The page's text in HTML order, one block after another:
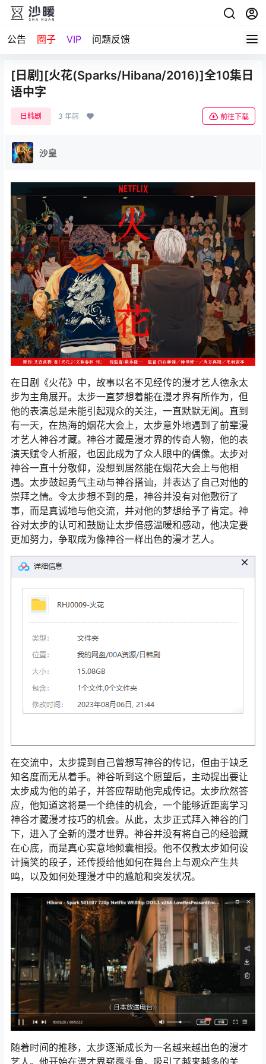
公告 圈子 VIP 问题反馈
[日剧][火花(Sparks/Hibana/2016)]全10集日
语中字
日韩剧 3 年前 前往下载
沙皇
在日剧《火花》中，故事以名不见经传的漫才艺人德永太
步为主角展开。太步一直梦想着能在漫才界有所作为，但
他的表演总是未能引起观众的关注，一直默默无闻。直到
有一天，在热海的烟花大会上，太步意外地遇到了前辈漫
才艺人神谷才藏。神谷才藏是漫才界的传奇人物，他的表
演天赋令人折服，也因此成为了众人眼中的偶像。太步对
神谷一直十分敬仰，没想到居然能在烟花大会上与他相
遇。太步鼓起勇气主动与神谷搭讪，并表达了自己对他的
崇拜之情。令太步想不到的是，神谷并没有对他敷衍了
事，而是真诚地与他交流，并对他的梦想给予了肯定。神
谷对太步的认可和鼓励让太步倍感温暖和感动，他决定要
更加努力，争取成为像神谷一样出色的漫才艺人。
在交流中，太步提到自己曾想写神谷的传记，但由于缺乏
知名度而无从着手。神谷听到这个愿望后，主动提出要让
太步成为他的弟子，并答应帮助他完成传记。太步欣然答
应，他知道这将是一个绝佳的机会，一个能够近距离学习
神谷才藏漫才技巧的机会。从此，太步正式拜入神谷的门
下，进入了全新的漫才世界。神谷并没有将自己的经验藏
在心底，而是真心实意地倾囊相授。他不仅教太步如何设
计搞笑的段子，还传授给他如何在舞台上与观众产生共
鸣，以及如何处理漫才中的尴尬和突发状况。
随着时间的推移，太步逐渐成长为一名越来越出色的漫才
艺人。他开始在漫才界崭露头角，吸引了越来越多的关